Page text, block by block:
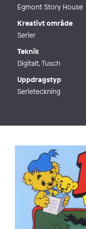
Egmont Story House
Kreativt område
Serier
Teknik
Digitalt, Tusch
Uppdragstyp
Serieteckning